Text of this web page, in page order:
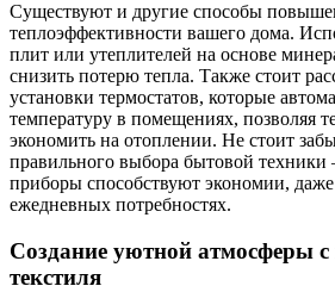
Существуют и другие способы
теплоэффективности вашего дома.
плит или утеплителей на основе
снизить потерю тепла. Также стоит
установки термостатов, которые
температуру в помещениях, позволяя
экономить на отоплении. Не стоит
правильного выбора бытовой
приборы способствуют экономии, даже
ежедневных потребностях.
Создание уютной атмосферы
текстиля